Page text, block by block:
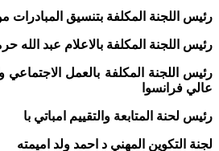
رئيس اللجنة المكلفة بتنسيق
رئيس اللجنة المكلفة بالاعلام عبد الله
رئيس اللجنة المكلفة بالعمل
عالي فرانسوا
رئيس لحنة المتابعة والتقييم امباتي با
لجنة التكوين المهني د احمد ولد اميمته